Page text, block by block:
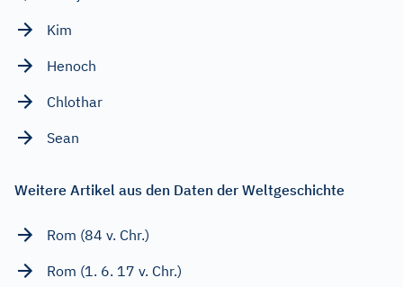
Kim
Henoch
Chlothar
Sean
Weitere Artikel aus den Daten der Weltgeschichte
Rom (84 v. Chr.)
Rom (1. 6. 17 v. Chr.)